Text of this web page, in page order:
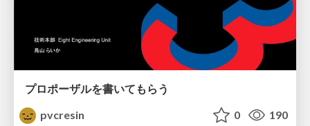
プロポーザルを書いてもらう
pvcresin
0 190